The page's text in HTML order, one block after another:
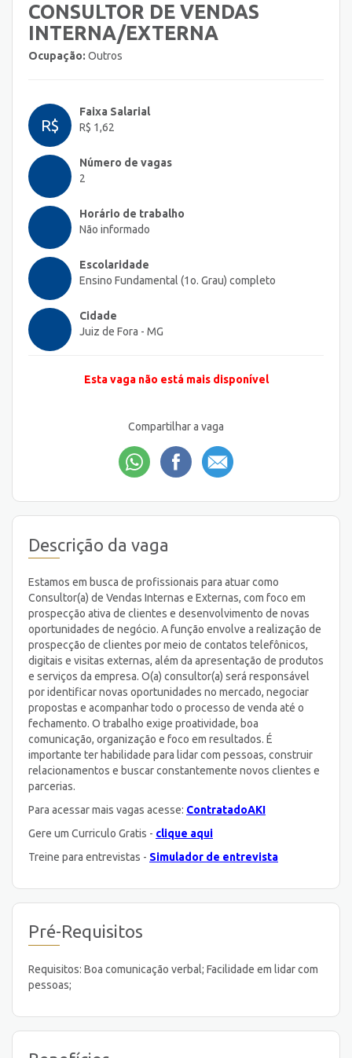
CONSULTOR DE VENDAS
INTERNA/EXTERNA
Ocupação: Outros
R$
Faixa Salarial
R$ 1,62
Número de vagas
2
Horário de trabalho
Não informado
Escolaridade
Ensino Fundamental (1o. Grau) completo
Cidade
Juiz de Fora - MG
Esta vaga não está mais disponível
Compartilhar a vaga
Descrição da vaga
Estamos em busca de profissionais para atuar como
Consultor(a) de Vendas Internas e Externas, com foco em
prospecção ativa de clientes e desenvolvimento de novas
oportunidades de negócio. A função envolve a realização de
prospecção de clientes por meio de contatos telefônicos,
digitais e visitas externas, além da apresentação de produtos
e serviços da empresa. O(a) consultor(a) será responsável
por identificar novas oportunidades no mercado, negociar
propostas e acompanhar todo o processo de venda até o
fechamento. O trabalho exige proatividade, boa
comunicação, organização e foco em resultados. É
importante ter habilidade para lidar com pessoas, construir
relacionamentos e buscar constantemente novos clientes e
parcerias.
Para acessar mais vagas acesse: ContratadoAKI
Gere um Curriculo Gratis - clique aqui
Treine para entrevistas - Simulador de entrevista
Pré-Requisitos
Requisitos: Boa comunicação verbal; Facilidade em lidar com
pessoas;